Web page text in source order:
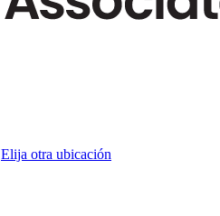
Elija otra ubicación